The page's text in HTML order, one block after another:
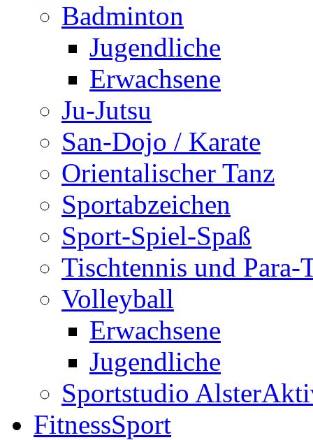
Badminton
Jugendliche
Erwachsene
Ju-Jutsu
San-Dojo / Karate
Orientalischer Tanz
Sportabzeichen
Sport-Spiel-Spaß
Tischtennis und Para-
Volleyball
Erwachsene
Jugendliche
Sportstudio
FitnessSport